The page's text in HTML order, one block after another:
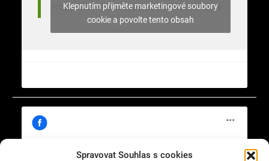
Spravovat Souhlas s cookies
https://www.facebook.com/nasekrajina
Klepnutím přijměte marketingové soubory
cookie a povolte tento obsah